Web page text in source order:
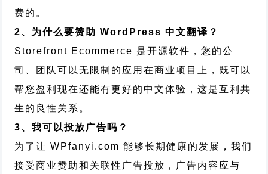
费的。
2、为什么要赞助 WordPress 中文翻译？
Storefront Ecommerce 是开源软件，您的公
司、团队可以无限制的应用在商业项目上，既可以
帮您盈利现在还能有更好的中文体验，这是互利共
生的良性关系。
3、我可以投放广告吗？
为了让 WPfanyi.com 能够长期健康的发展，我们
接受商业赞助和关联性广告投放，广告内容应与